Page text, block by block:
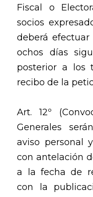
Fiscal o
socios
deberá
ochos días
posterior a los
recibo de la
Art. 12º
Generales
aviso personal
con antelación
a la fecha de
con la